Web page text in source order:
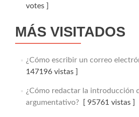
votes ]
MÁS VISITADOS
¿Cómo escribir un correo
147196 vistas ]
¿Cómo redactar la introducción
argumentativo?[ 95761 vistas ]